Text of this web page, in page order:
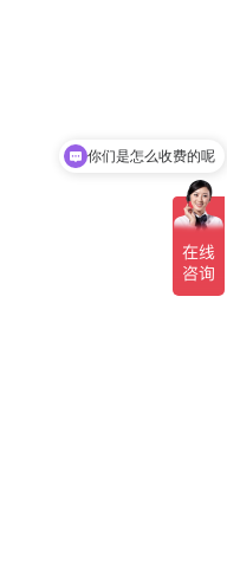
你们是怎么收费的呢